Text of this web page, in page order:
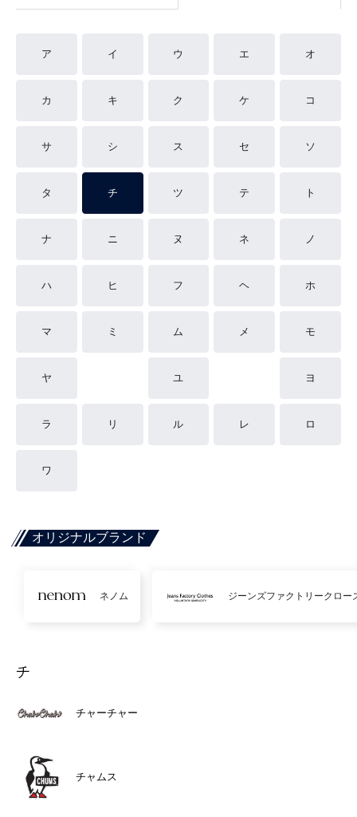
ア イ ウ エ オ
カ キ ク ケ コ
サ シ ス セ ソ
タ チ ツ テ ト
ナ ニ ヌ ネ ノ
ハ ヒ フ ヘ ホ
マ ミ ム メ モ
ヤ ユ ヨ
ラ リ ル レ ロ
ワ
オリジナルブランド
ネノム ジーンズファクトリークロー
チ
チャーチャー
チャムス